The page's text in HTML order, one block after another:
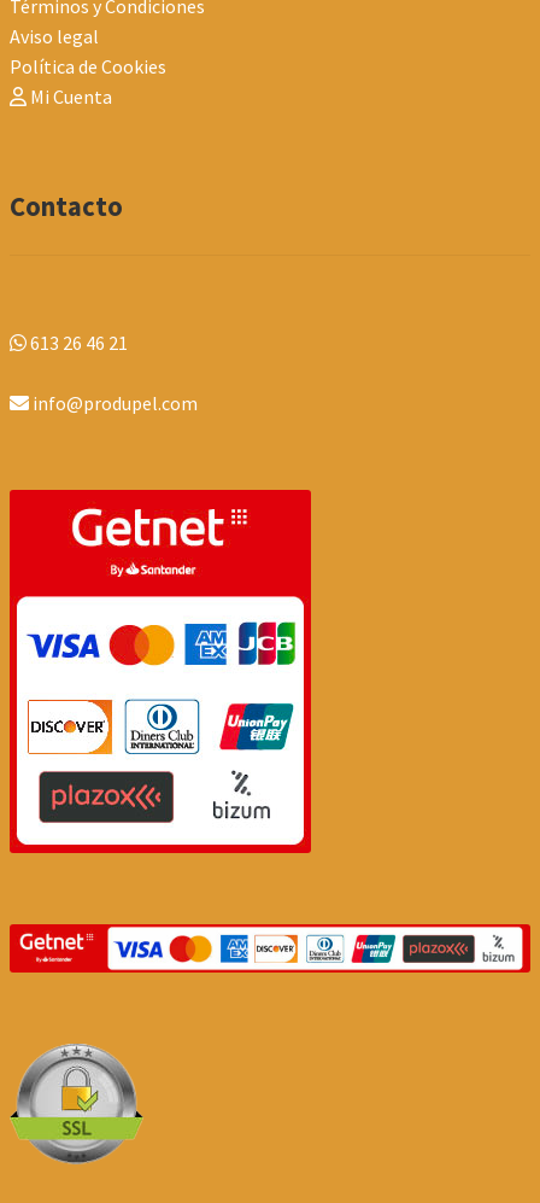
Términos y Condiciones
Aviso legal
Política de Cookies
Mi Cuenta
Contacto
613 26 46 21
info@produpel.com